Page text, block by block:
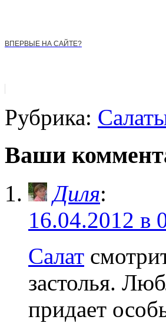
ВПЕРВЫЕ НА САЙТЕ?
Рубрика:
Ваши
Диля:
16.04.2012 в
Салат
застолья.
придает